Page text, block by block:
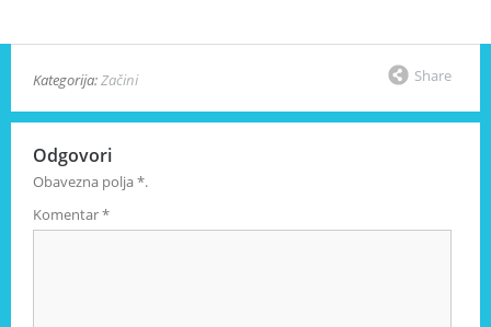
Kategorija:Začini Share
Odgovori
Obavezna polja*.
Komentar*